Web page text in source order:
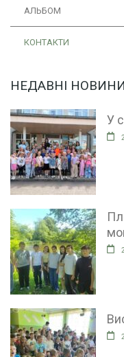
АЛЬБОМ
КОНТАКТИ
НЕДАВНІ НОВИНИ
У